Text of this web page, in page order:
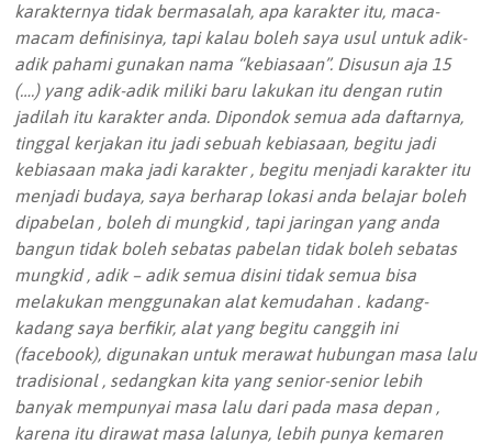
karakternya tidak bermasalah, apa karakter itu, maca-
macam definisinya, tapi kalau boleh saya usul untuk adik-
adik pahami gunakan nama “kebiasaan”. Disusun aja 15
(….) yang adik-adik miliki baru lakukan itu dengan rutin
jadilah itu karakter anda. Dipondok semua ada daftarnya,
tinggal kerjakan itu jadi sebuah kebiasaan, begitu jadi
kebiasaan maka jadi karakter , begitu menjadi karakter itu
menjadi budaya, saya berharap lokasi anda belajar boleh
dipabelan , boleh di mungkid , tapi jaringan yang anda
bangun tidak boleh sebatas pabelan tidak boleh sebatas
mungkid , adik – adik semua disini tidak semua bisa
melakukan menggunakan alat kemudahan . kadang-
kadang saya berfikir, alat yang begitu canggih ini
(facebook), digunakan untuk merawat hubungan masa lalu
tradisional , sedangkan kita yang senior-senior lebih
banyak mempunyai masa lalu dari pada masa depan ,
karena itu dirawat masa lalunya, lebih punya kemaren